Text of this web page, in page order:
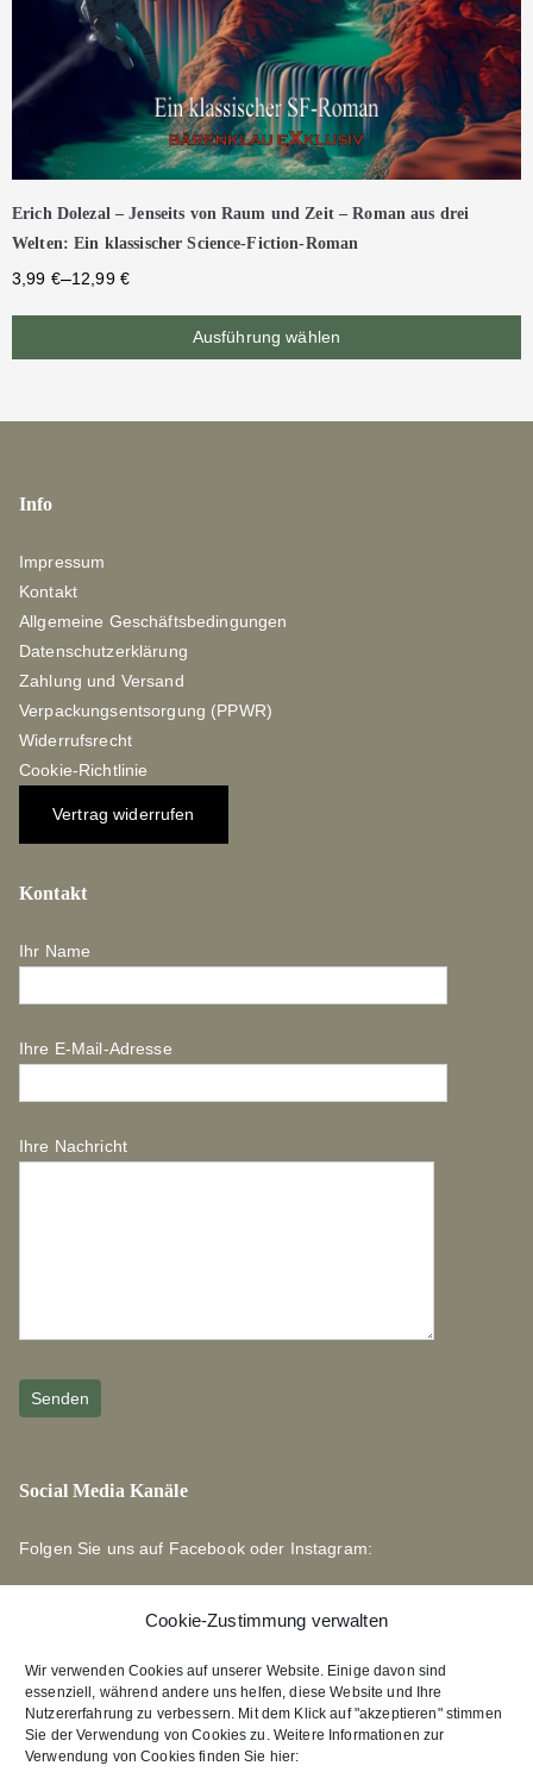
Cookie-Zustimmung verwalten
Wir verwenden Cookies auf unserer Website. Einige davon sind
essenziell, während andere uns helfen, diese Website und Ihre
Nutzererfahrung zu verbessern. Mit dem Klick auf "akzeptieren" stimmen
Sie der Verwendung von Cookies zu. Weitere Informationen zur
Verwendung von Cookies finden Sie hier:
Erich Dolezal – Jenseits von Raum und Zeit – Roman aus drei
Welten: Ein klassischer Science-Fiction-Roman
3,99 €–12,99 €
Ausführung wählen
Info
Impressum
Kontakt
Allgemeine Geschäftsbedingungen
Datenschutzerklärung
Zahlung und Versand
Verpackungsentsorgung (PPWR)
Widerrufsrecht
Cookie-Richtlinie
Vertrag widerrufen
Kontakt
Ihr Name
Ihre E-Mail-Adresse
Ihre Nachricht
Social Media Kanäle
Folgen Sie uns auf Facebook oder Instagram:
Links zu unseren Partnerverlagen
Edition Bärenklau